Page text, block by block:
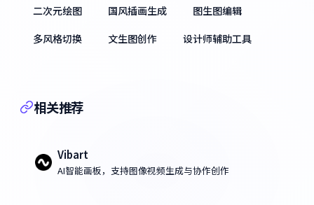
二次元绘图 国风插画生成
图生图编辑
多风格切换
文生图创作 设计师辅助工具
相关推荐
Vibart
AI智能画板，支持图像视频生成与协作创作